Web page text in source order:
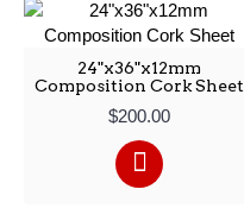
24"x36"x12mm
Composition Cork Sheet
$200.00